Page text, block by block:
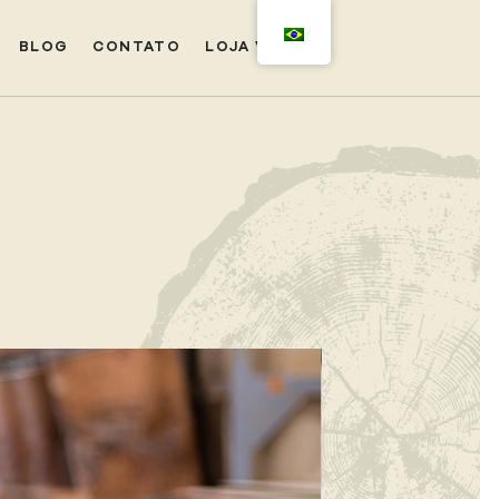
BLOG CONTATO LOJA VIRTUAL